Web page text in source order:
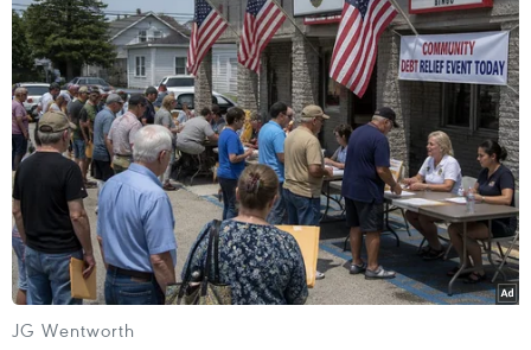
Toàn tỉnh Vĩnh Phúc có 442 cơ sở kinh doanh dịch
vụ cầm đồ, hỗ trợ tài chính, trong đó một số cơ sở
có biểu hiện vi phạm pháp luật như cho vay nặng
lãi, tín dụng đen, đòi nợ.
JG Wentworth